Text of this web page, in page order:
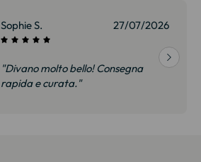
Sophie S. 27/07/2026
"Divano molto bello! Consegna
rapida e curata."